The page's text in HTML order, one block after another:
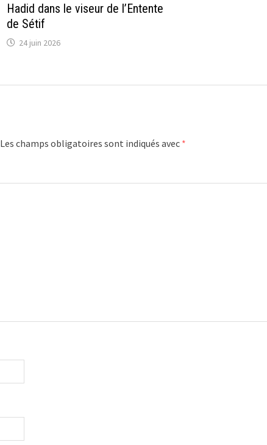
Hadid dans le viseur de l’Entente
de Sétif
24 juin 2026
Les champs obligatoires sont indiqués avec *